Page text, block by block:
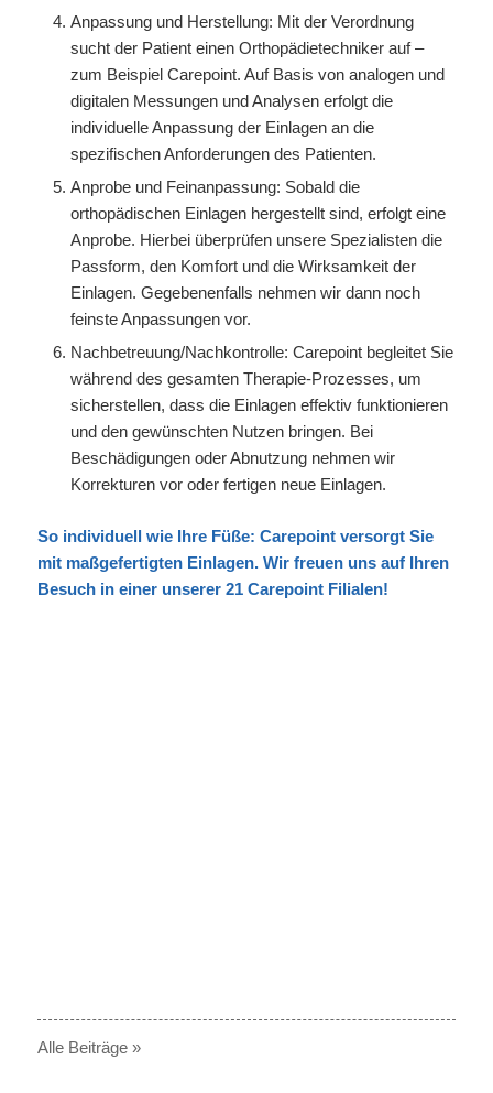
Anpassung und Herstellung: Mit der Verordnung
sucht der Patient einen Orthopädietechniker auf –
zum Beispiel Carepoint. Auf Basis von analogen und
digitalen Messungen und Analysen erfolgt die
individuelle Anpassung der Einlagen an die
spezifischen Anforderungen des Patienten.
Anprobe und Feinanpassung: Sobald die
orthopädischen Einlagen hergestellt sind, erfolgt eine
Anprobe. Hierbei überprüfen unsere Spezialisten die
Passform, den Komfort und die Wirksamkeit der
Einlagen. Gegebenenfalls nehmen wir dann noch
feinste Anpassungen vor.
Nachbetreuung/Nachkontrolle: Carepoint begleitet Sie
während des gesamten Therapie-Prozesses, um
sicherstellen, dass die Einlagen effektiv funktionieren
und den gewünschten Nutzen bringen. Bei
Beschädigungen oder Abnutzung nehmen wir
Korrekturen vor oder fertigen neue Einlagen.
So individuell wie Ihre Füße: Carepoint versorgt Sie
mit maßgefertigten Einlagen. Wir freuen uns auf Ihren
Besuch in einer unserer 21 Carepoint Filialen!
Alle Beiträge »